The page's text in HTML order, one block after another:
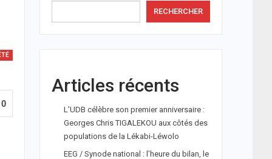
0
RECHERCHER
Articles récents
L’UDB célèbre son premier anniversaire :
Georges Chris TIGALEKOU aux côtés des
populations de la Lékabi-Léwolo
EEG / Synode national : l’heure du bilan, le